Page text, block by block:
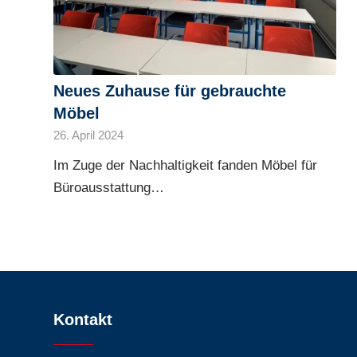
Neues Zuhause für gebrauchte
Möbel
26. April 2024
Im Zuge der Nachhaltigkeit fanden Möbel für
Büroausstattung…
Kontakt